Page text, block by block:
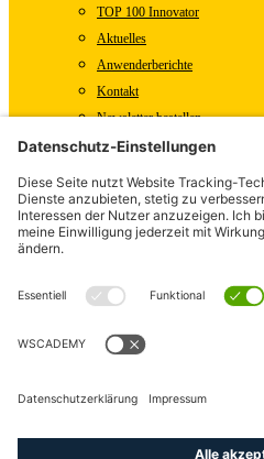
TOP 100 Innovator
Aktuelles
Anwenderberichte
Kontakt
Newsletter bestellen
WSCAD Shop
Partner
Downloads
Pressemitteilungen
WSCAD als Arbeitgeber